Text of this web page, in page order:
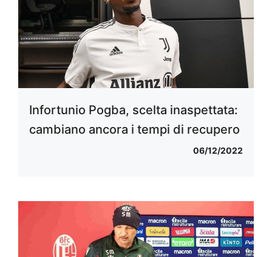
Infortunio Pogba, scelta inaspettata:
cambiano ancora i tempi di recupero
06/12/2022